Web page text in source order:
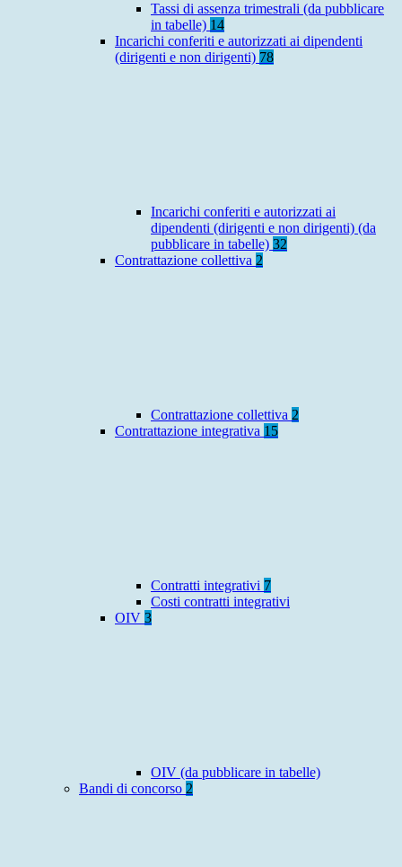
Tassi di assenza trimestrali (da pubblicare
in tabelle) 14
Incarichi conferiti e autorizzati ai dipendenti
(dirigenti e non dirigenti) 78
Incarichi conferiti e autorizzati ai
dipendenti (dirigenti e non dirigenti) (da
pubblicare in tabelle) 32
Contrattazione collettiva 2
Contrattazione collettiva 2
Contrattazione integrativa 15
Contratti integrativi 7
Costi contratti integrativi
OIV 3
OIV (da pubblicare in tabelle)
Bandi di concorso 2